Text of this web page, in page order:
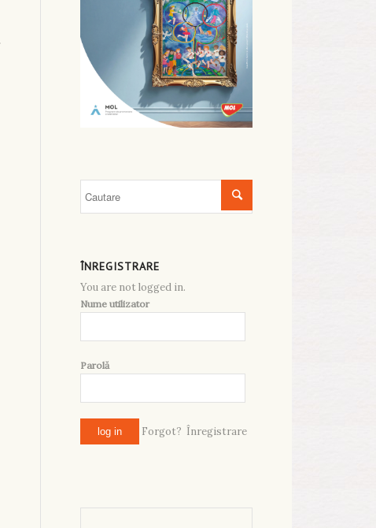
ÎNREGISTRARE
You are not logged in.
Nume utilizator
Parolă
Forgot? Înregistrare